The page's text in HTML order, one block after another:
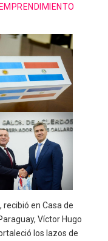
recibió en Casa de
Víctor Hugo
los lazos de